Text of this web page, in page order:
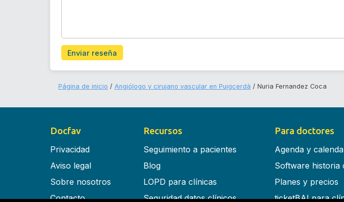
Enviar reseña
Página de inicio Angiólogo y cirujano vascular en Puigcerdà Nuria Fernandez Coca
Docfav
Privacidad
Aviso legal
Sobre nosotros
Contacto
Recursos
Seguimiento a pacientes
Blog
LOPD para clínicas
Seguridad datos clínicos
Para doctores
Agenda y
Software historia
Planes y precios
ticketBAI para